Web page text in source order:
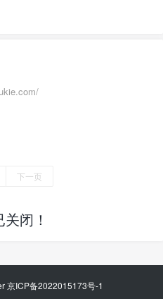
下一页
闭！
京ICP备2022015173号-1